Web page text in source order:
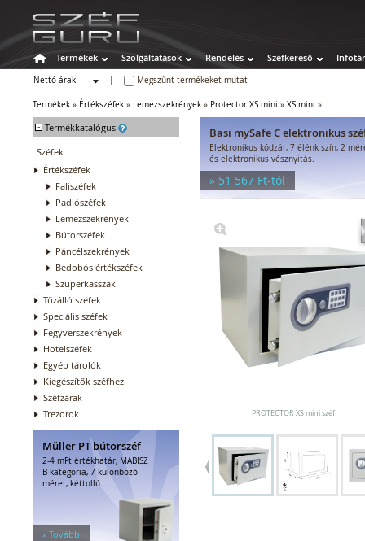
Termékek Szolgáltatások Rendelés Széfkereső Infotár
Nettó árak
Megszűnt termékeket mutat
Termékek » Értékszéfek » Lemezszekrények » Protector XS mini » XS mini »
- Termékkatalógus
Széfek
Értékszéfek
Faliszéfek
Padlószéfek
Lemezszekrények
Bútorszéfek
Páncélszekrények
Bedobós értékszéfek
Szuperkasszák
Tűzálló széfek
Speciális széfek
Fegyverszekrények
Hotelszéfek
Egyéb tárolók
Kiegészítők széfhez
Széfzárak
Trezorok
Müller PT bútorszéf
2-4 mFt értékhatár, MABISZ
B kategória, 7 különböző
méret, kéttollú...
» Tovább
Basi mySafe C elektronikus
Elektronikus kódzár, 7 élénk szín, 2
és elektronikus vésznyitás.
» 51 567 Ft-tól
PROTECTOR XS mini széf